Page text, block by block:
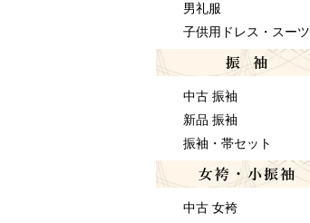
男礼服
子供用ドレス・スーツ
中古 振袖
新品 振袖
振袖・帯セット
中古 女袴